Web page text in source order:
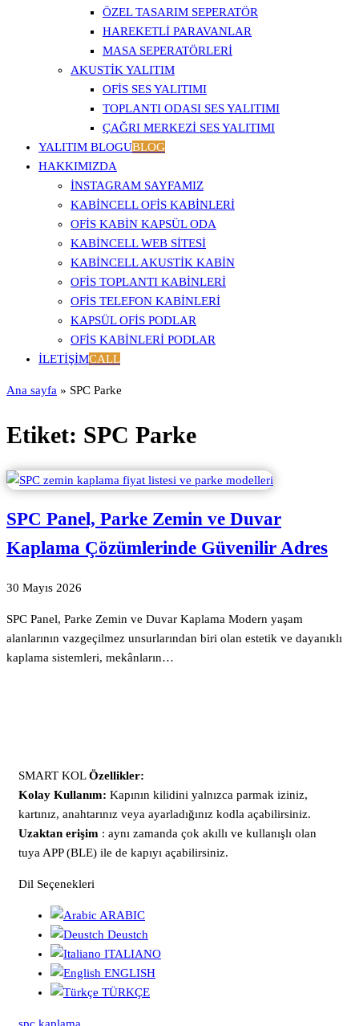
ÖZEL TASARIM SEPERATÖR
HAREKETLI PARAVANLAR
MASA SEPERATÖRLERI
AKUSTIK YALITIM
OFIS SES YALITIMI
TOPLANTI ODASI SES YALITIMI
ÇAĞRI MERKEZI SES YALITIMI
YALITIM BLOGUBLOG
HAKKIMIZDA
İNSTAGRAM SAYFAMIZ
KABINCELL OFIS KABINLERI
OFIS KABIN KAPSÜL ODA
KABINCELL WEB SITESI
KABINCELL AKUSTIK KABIN
OFIS TOPLANTI KABINLERI
OFIS TELEFON KABINLERI
KAPSÜL OFIS PODLAR
OFIS KABINLERI PODLAR
İLETIŞIMCALL
Ana sayfa » SPC Parke
Etiket: SPC Parke
SPC Panel, Parke Zemin ve Duvar
Kaplama Çözümlerinde Güvenilir Adres
30 Mayıs 2026
SPC Panel, Parke Zemin ve Duvar Kaplama Modern yaşam
alanlarının vazgeçilmez unsurlarından biri olan estetik ve dayanıklı
kaplama sistemleri, mekânların…
SMART KOLÖzellikler:
Kolay Kullanım: Kapının kilidini yalnızca parmak iziniz,
kartınız, anahtarınız veya ayarladığınız kodla açabilirsiniz.
Uzaktan erişim : aynı zamanda çok akıllı ve kullanışlı olan
tuya APP (BLE) ile de kapıyı açabilirsiniz.
Dil Seçenekleri
ARABIC
Deustch
ITALIANO
ENGLISH
TÜRKÇE
spc kaplama